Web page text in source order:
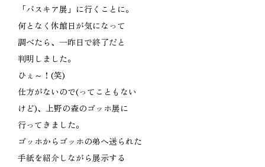
「バスキア展」に行くことに。
何となく休館日が気になって
調べたら、一昨日で終了だと
判明しました。
ひぇ～！(笑)
仕方がないので(ってこともない
けど)、上野の森のゴッホ展に
行ってきました。
ゴッホからゴッホの弟へ送られた
手紙を紹介しながら展示する